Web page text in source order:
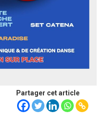
Partager cet article